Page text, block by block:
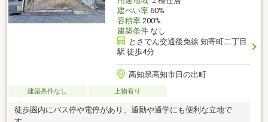
建ぺい率60%
容積率200%
建築条件なし
とさでん交通後免線 知寄町二丁目
駅 徒歩4分
高知県高知市日の出町
建築条件なし 上物有り
徒歩圏内にバス停や電停があり、通勤や通学にも便利な立地で